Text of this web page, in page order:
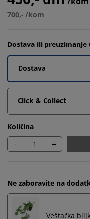
700,- /kom
Dostava ili preuzimanje
Dostava
Click & Collect
Količina
- +
Ne zaboravite na
Veštačka